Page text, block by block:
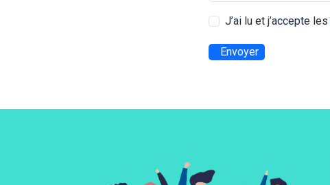
J’ai lu et j’accepte les
Envoyer